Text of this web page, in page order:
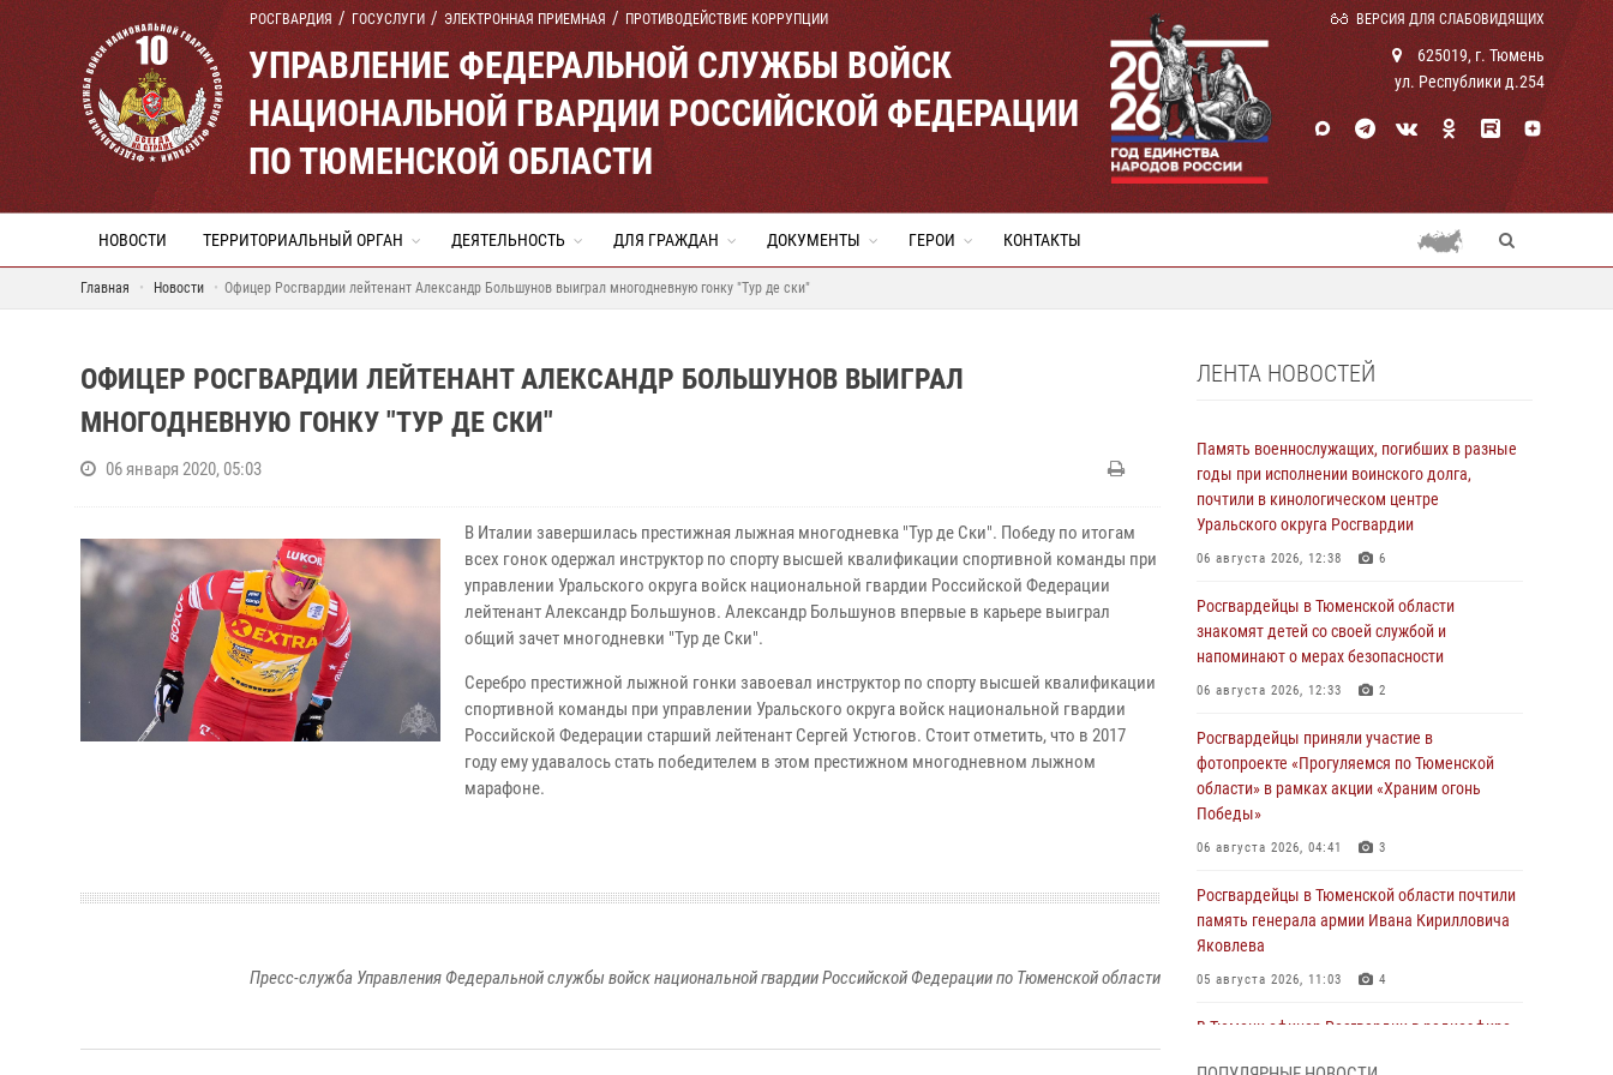
РОСГВАРДИЯ ГОСУСЛУГИ ЭЛЕКТРОННАЯ ПРИЕМНАЯ ПРОТИВОДЕЙСТВИЕ КОРРУПЦИИ ВЕРСИЯ ДЛЯ СЛАБОВИДЯЩИХ
УПРАВЛЕНИЕ ФЕДЕРАЛЬНОЙ СЛУЖБЫ ВОЙСК
НАЦИОНАЛЬНОЙ ГВАРДИИ РОССИЙСКОЙ ФЕДЕРАЦИИ
ПО ТЮМЕНСКОЙ ОБЛАСТИ
625019, г. Тюмень
ул. Республики д.254
НОВОСТИ ТЕРРИТОРИАЛЬНЫЙ ОРГАН ДЕЯТЕЛЬНОСТЬ ДЛЯ ГРАЖДАН ДОКУМЕНТЫ ГЕРОИ КОНТАКТЫ
Главная Новости Офицер Росгвардии лейтенант Александр Большунов выиграл многодневную гонку "Тур де ски"
ОФИЦЕР РОСГВАРДИИ ЛЕЙТЕНАНТ АЛЕКСАНДР БОЛЬШУНОВ ВЫИГРАЛ
МНОГОДНЕВНУЮ ГОНКУ "ТУР ДЕ СКИ"
06 января 2020, 05:03
В Италии завершилась престижная лыжная многодневка "Тур де Ски". Победу по итогам
всех гонок одержал инструктор по спорту высшей квалификации спортивной команды при
управлении Уральского округа войск национальной гвардии Российской Федерации
лейтенант Александр Большунов. Александр Большунов впервые в карьере выиграл
общий зачет многодневки "Тур де Ски".
Серебро престижной лыжной гонки завоевал инструктор по спорту высшей квалификации
спортивной команды при управлении Уральского округа войск национальной гвардии
Российской Федерации старший лейтенант Сергей Устюгов. Стоит отметить, что в 2017
году ему удавалось стать победителем в этом престижном многодневном лыжном
марафоне.
Пресс-служба Управления Федеральной службы войск национальной гвардии Российской Федерации по Тюменской области
ЛЕНТА НОВОСТЕЙ
Память военнослужащих, погибших в разные
годы при исполнении воинского долга,
почтили в кинологическом центре
Уральского округа Росгвардии
06 августа 2026, 12:38 6
Росгвардейцы в Тюменской области
знакомят детей со своей службой и
напоминают о мерах безопасности
06 августа 2026, 12:33 2
Росгвардейцы приняли участие в
фотопроекте «Прогуляемся по Тюменской
области» в рамках акции «Храним огонь
Победы»
06 августа 2026, 04:41 3
Росгвардейцы в Тюменской области почтили
память генерала армии Ивана Кирилловича
Яковлева
05 августа 2026, 11:03 4
В Тюмени офицер Росгвардии в радиоэфире